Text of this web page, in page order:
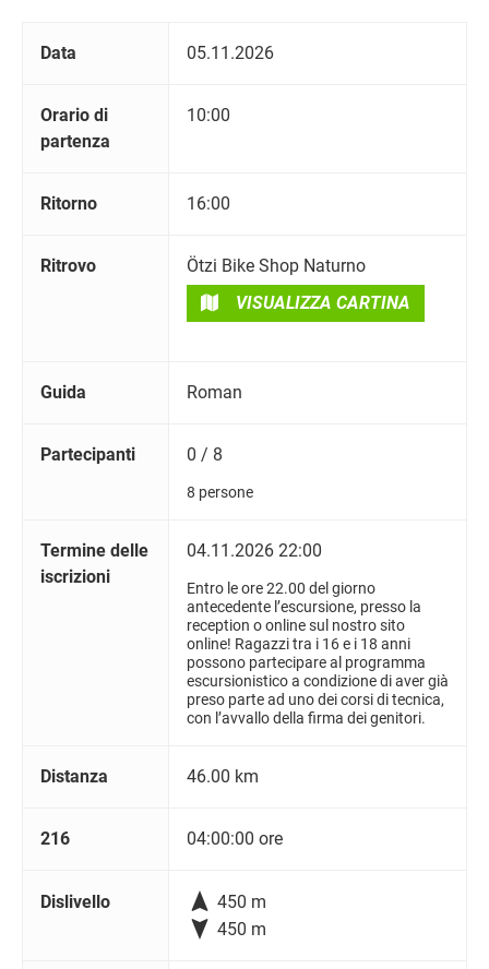
Data 05.11.2026
Orario di
partenza
10:00
Ritorno 16:00
Ritrovo
Ötzi Bike Shop Naturno
VISUALIZZA CARTINA
Guida Roman
Partecipanti 0 / 8
8 persone
Termine delle
iscrizioni
04.11.2026 22:00
Entro le ore 22.00 del giorno
antecedente l’escursione, presso la
reception o online sul nostro sito
online! Ragazzi tra i 16 e i 18 anni
possono partecipare al programma
escursionistico a condizione di aver già
preso parte ad uno dei corsi di tecnica,
con l’avvallo della firma dei genitori.
Distanza 46.00 km
216 04:00:00 ore
Dislivello  450 m
 450 m